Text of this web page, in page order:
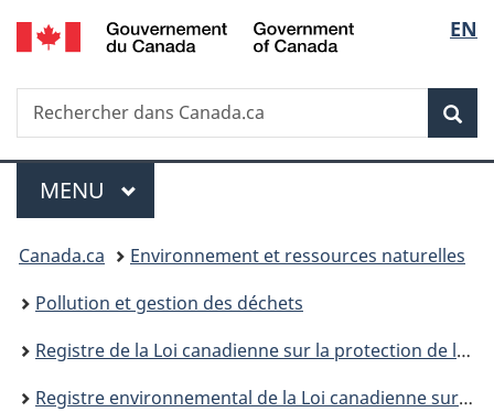
Passer
au
des
Passer
au
principal
Passer
à
Au
du
Passer
à
version
simplifiée
de
la
EN
Recherche
Rechercher
dans
Menu
MENU PRINCIPAL
Vous
êtes
ici :
Canada.ca
Environnement et ressources naturelles
Pollution et gestion des déchets
Registre de la Loi canadienne sur la protection de l’environnement
Registre environnemental de la Loi canadienne sur la protection de l’environnement : publications